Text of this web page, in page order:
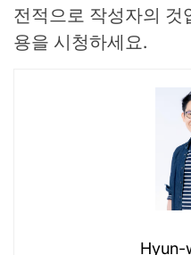
전적으로 작성자의 것
용을 시청하세요.
Hyun-